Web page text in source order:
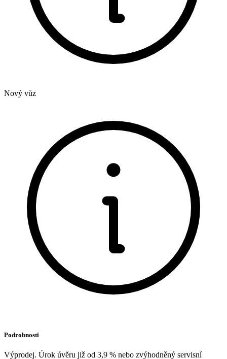
Nový vůz
Podrobnosti
Výprodej. Úrok úvěru již od 3,9 % nebo zvýhodněný servisní